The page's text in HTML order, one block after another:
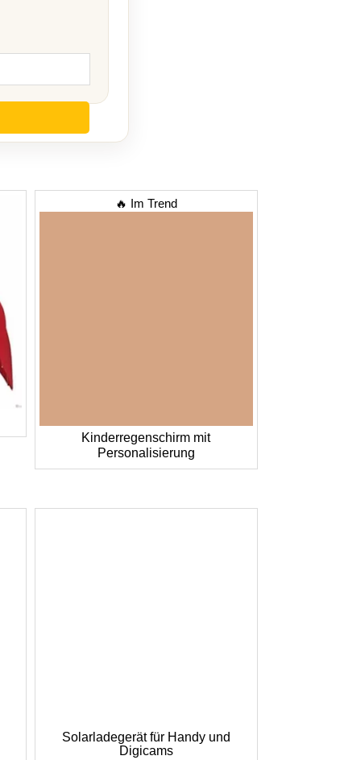
🔥 Im Trend
Kinderregenschirm mit
Personalisierung
Solarladegerät für Handy und
Digicams